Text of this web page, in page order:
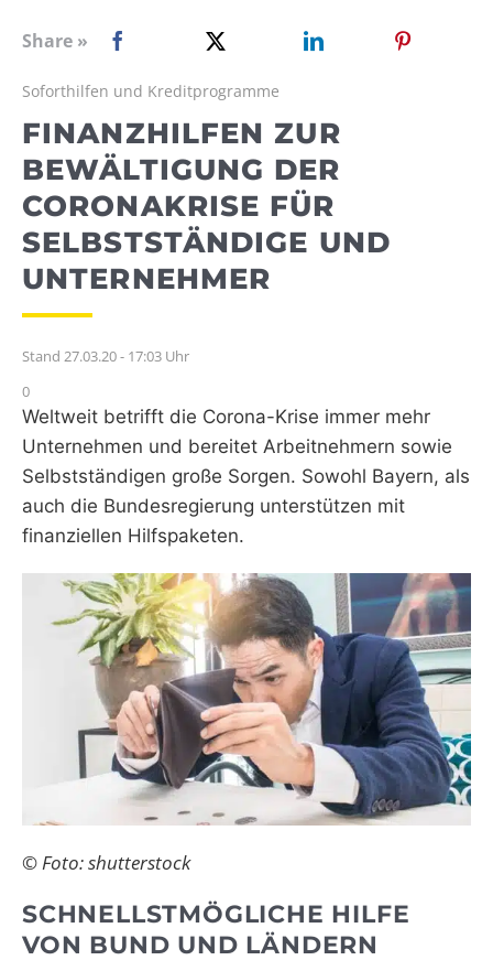
WEBRADIO
Share »
Soforthilfen und Kreditprogramme
FINANZHILFEN ZUR
BEWÄLTIGUNG DER
CORONAKRISE FÜR
SELBSTSTÄNDIGE UND
UNTERNEHMER
Stand 27.03.20 - 17:03 Uhr
0
Weltweit betrifft die Corona-Krise immer mehr
Unternehmen und bereitet Arbeitnehmern sowie
Selbstständigen große Sorgen. Sowohl Bayern, als
auch die Bundesregierung unterstützen mit
finanziellen Hilfspaketen.
© Foto: shutterstock
SCHNELLSTMÖGLICHE HILFE
VON BUND UND LÄNDERN